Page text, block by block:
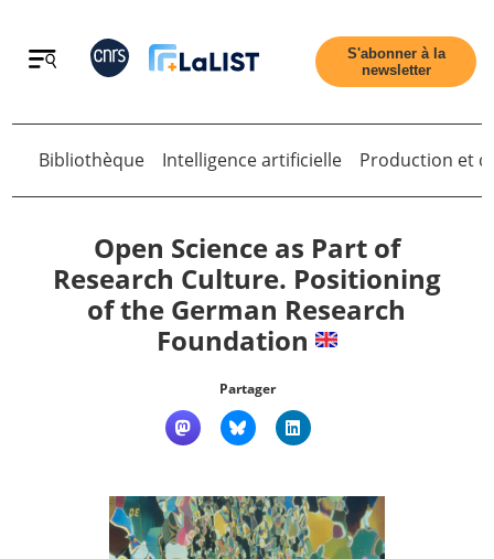
Retour
Qui sommes nous ?
S'abonner à la
newsletter
Bibliothèque Intelligence artificielle Production et
Open Science as Part of
Research Culture. Positioning
of the German Research
Foundation
Partager